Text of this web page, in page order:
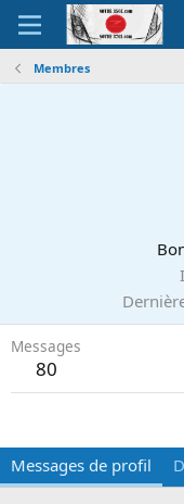
Membres
Messages
80
Messages de profil